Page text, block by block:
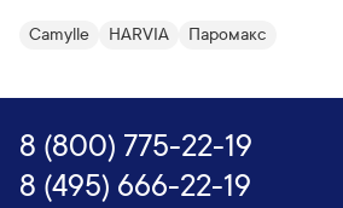
Camylle HARVIA Паромакс
8 (800) 775-22-19
8 (495) 666-22-19